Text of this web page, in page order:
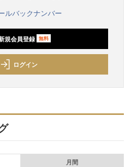
ルバックナンバー
規会員登録 無料
ログイン
月間